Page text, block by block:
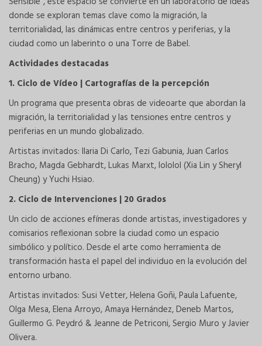
donde se exploran temas clave como la migración, la
territorialidad, las dinámicas entre centros y periferias, y la
ciudad como un laberinto o una Torre de Babel.
Actividades destacadas
1. Ciclo de Vídeo | Cartografías de la percepción
Un programa que presenta obras de videoarte que abordan la
migración, la territorialidad y las tensiones entre centros y
periferias en un mundo globalizado.
Artistas invitados: Ilaria Di Carlo, Tezi Gabunia, Juan Carlos
Bracho, Magda Gebhardt, Lukas Marxt, lololol (Xia Lin y Sheryl
Cheung) y Yuchi Hsiao.
2. Ciclo de Intervenciones | 20 Grados
Un ciclo de acciones efímeras donde artistas, investigadores y
comisarios reflexionan sobre la ciudad como un espacio
simbólico y político. Desde el arte como herramienta de
transformación hasta el papel del individuo en la evolución del
entorno urbano.
Artistas invitados: Susi Vetter, Helena Goñi, Paula Lafuente,
Olga Mesa, Elena Arroyo, Amaya Hernández, Deneb Martos,
Guillermo G. Peydró & Jeanne de Petriconi, Sergio Muro y Javier
Olivera.